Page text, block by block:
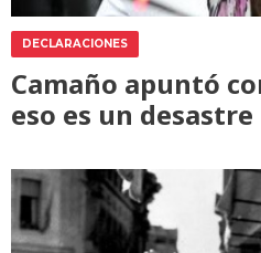
DECLARACIONES
Camaño apuntó
eso es un